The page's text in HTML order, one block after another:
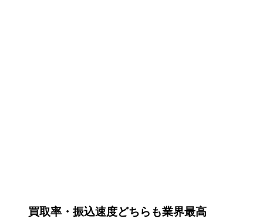
買取率・振込速度どちらも業界最高